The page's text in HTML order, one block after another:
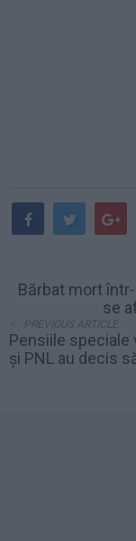
Bărbat mort
se
PREVIOUS ARTICLE
Pensiile speciale
și PNL au decis